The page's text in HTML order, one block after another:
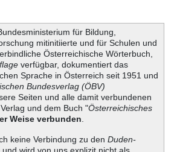
für Bildung,
mitinitiierte und für Schulen und
Österreichische Wörterbuch,
verfügbar, dokumentiert das
Sprache in Österreich seit 1951 und
Bundesverlag (ÖBV)
Seiten und alle damit verbundenen
und dem Buch "Österreichisches
Weise verbunden
keine Verbindung zu den Duden-
und wird von uns explizit nicht als